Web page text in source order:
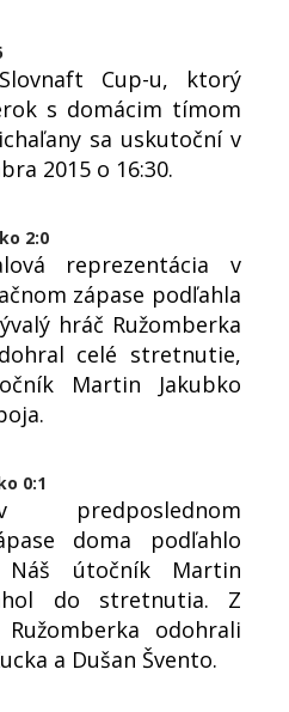
Cup-u, ktorý
s domácim tímom
sa uskutoční v
2015 o 16:30.
2:0
reprezentácia v
zápase podľahla
hráč Ružomberka
celé stretnutie,
Martin Jakubko
0:1
predposlednom
doma podľahlo
Náš útočník Martin
do stretnutia. Z
odohrali
a Dušan Švento.